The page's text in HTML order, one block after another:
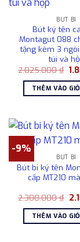
BÚT BI
Bút ký tên
Montagut 088
tặng kèm 3
túi và
2.025.000₫ Giá
là:
THÊM VÀO
-9%
BÚT BI
Bút bi ký tên
cấp MT210
2.300.000₫ Giá
là:
THÊM VÀO